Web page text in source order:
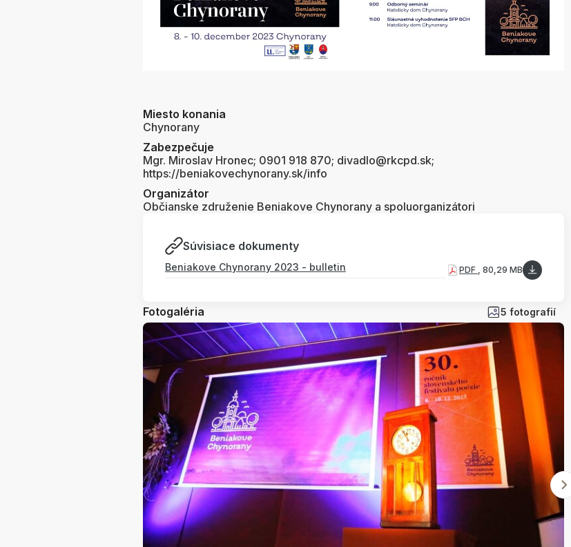
Miesto konania
Chynorany
Zabezpečuje
Mgr. Miroslav Hronec; 0901 918 870; divadlo@rkcpd.sk;
https://beniakovechynorany.sk/info
Organizátor
Občianske združenie Beniakove Chynorany a spoluorganizátori
Súvisiace dokumenty
Beniakove Chynorany 2023 - bulletin PDF , 80,29 MB
Fotogaléria 5 fotografií